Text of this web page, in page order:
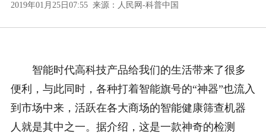
2019年01月25日07:55 来源： 人民网-科普中国
智能时代高科技产品给我们的生活带来了很多
便利，与此同时，各种打着智能旗号的“神器”也流入
到市场中来，活跃在各大商场的智能健康筛查机器
人就是其中之一。据介绍，这是一款神奇的检测